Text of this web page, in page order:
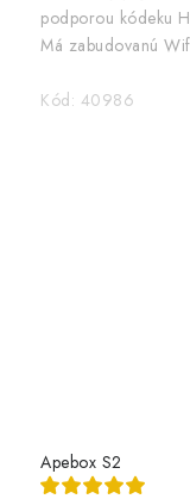
podporou kódeku
Má zabudovanú
Kód: 40986
Apebox S2